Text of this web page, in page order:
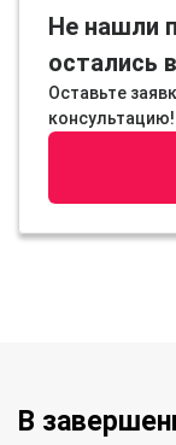
Не нашли
остались
Оставьте
консультацию!
В